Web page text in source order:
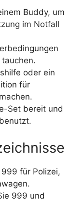
Buddy, um
im Notfall
oder ein
für
Set bereit und
999 für Polizei,
999 und